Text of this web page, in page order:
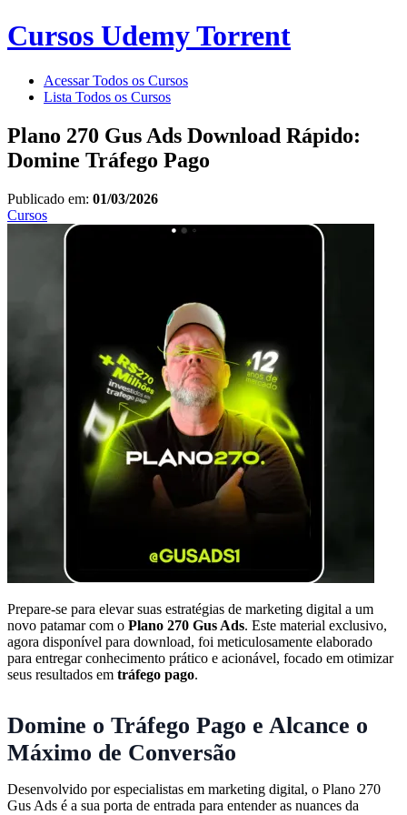
Cursos Udemy Torrent
Acessar Todos os Cursos
Lista Todos os Cursos
Plano 270 Gus Ads Download Rápido:
Domine Tráfego Pago
Publicado em: 01/03/2026
Cursos
Prepare-se para elevar suas estratégias de marketing digital a um
novo patamar com o Plano 270 Gus Ads. Este material exclusivo,
agora disponível para download, foi meticulosamente elaborado
para entregar conhecimento prático e acionável, focado em otimizar
seus resultados em tráfego pago.
Domine o Tráfego Pago e Alcance o
Máximo de Conversão
Desenvolvido por especialistas em marketing digital, o Plano 270
Gus Ads é a sua porta de entrada para entender as nuances da